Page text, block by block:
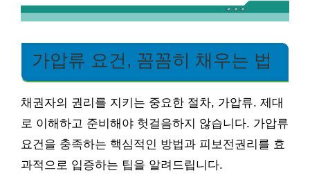
가압류 요건, 꼼꼼히 채우는 법
채권자의 권리를 지키는 중요한 절차, 가압류. 제대
로 이해하고 준비해야 헛걸음하지 않습니다. 가압류
요건을 충족하는 핵심적인 방법과 피보전권리를 효
과적으로 입증하는 팁을 알려드립니다.